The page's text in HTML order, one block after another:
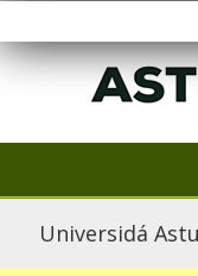
Universidá